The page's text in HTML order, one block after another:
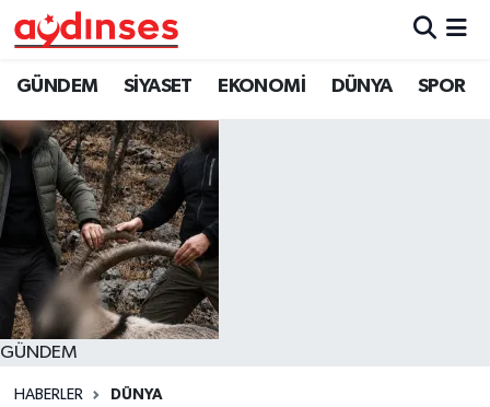
GÜNDEM SİYASET EKONOMİ DÜNYA SPOR
GÜNDEM
HABERLER DÜNYA
GÜNDEM
SİYASET
EKONOMİ
DÜNYA
SPOR
MAGAZİN
Nöbetçi Eczaneler
Hava Durumu
Aydin Namaz Vakitleri
Trafik Durumu
Süper Lig Puan Durumu ve Fikstür
Tüm Manşetler